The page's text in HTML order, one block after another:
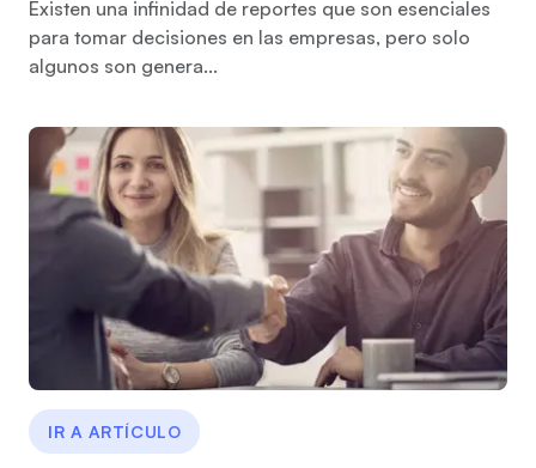
Existen una infinidad de reportes que son esenciales
para tomar decisiones en las empresas, pero solo
algunos son genera...
IR A ARTÍCULO